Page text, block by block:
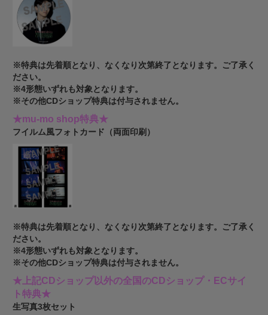
※特典は先着順となり、なくなり次第終了となります。ご了承く
ださい。
※4形態いずれも対象となります。
※その他CDショップ特典は付与されません。
★mu-mo shop特典★
フイルム風フォトカード（両面印刷）
※特典は先着順となり、なくなり次第終了となります。ご了承く
ださい。
※4形態いずれも対象となります。
※その他CDショップ特典は付与されません。
★上記CDショップ以外の全国のCDショップ・ECサイ
ト特典★
生写真3枚セット